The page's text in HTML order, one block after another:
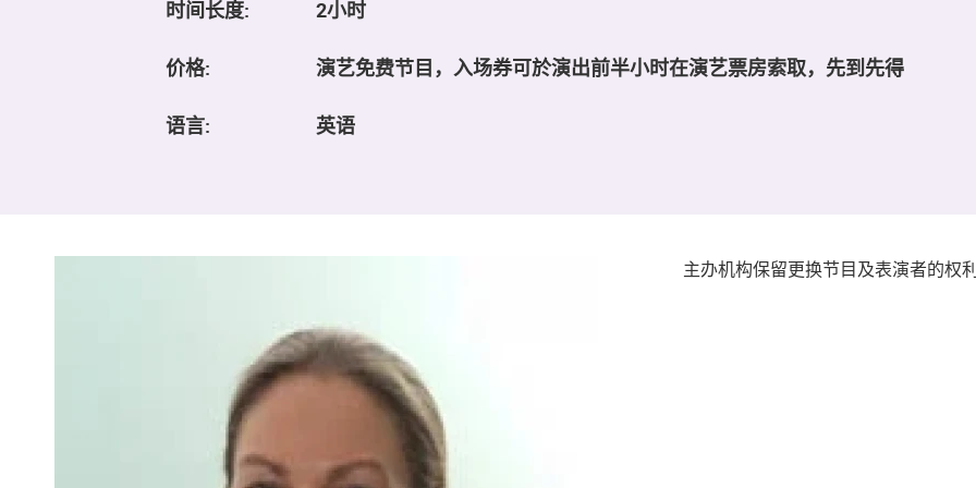
时间长度: 2小时
价格: 演艺免费节目，入场券可於演出前半小时在演艺票房索取，先到先得
语言: 英语
主办机构保留更换节目及表演者的权